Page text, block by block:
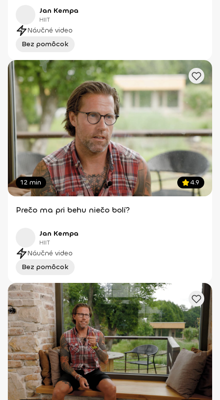
Jan Kempa
HIIT
Náučné video
Bez pomôcok
12 min 4.9
Prečo ma pri behu niečo bolí?
Jan Kempa
HIIT
Náučné video
Bez pomôcok